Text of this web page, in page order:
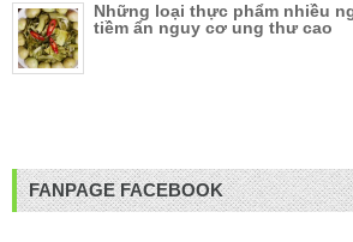
Những loại thực phẩm nhiều
tiềm ẩn nguy cơ ung thư cao
FANPAGE FACEBOOK